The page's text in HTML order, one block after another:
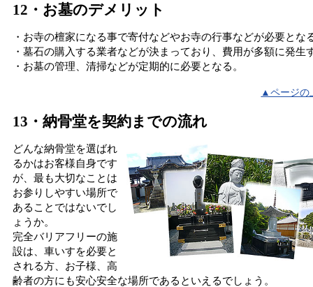
12・お墓のデメリット
・お寺の檀家になる事で寄付などやお寺の行事などが必要とな
・墓石の購入する業者などが決まっており、費用が多額に発生
・お墓の管理、清掃などが定期的に必要となる。
▲ページの
13・納骨堂を契約までの流れ
どんな納骨堂を選ばれ
るかはお客様自身です
が、最も大切なことは
お参りしやすい場所で
あることではないでし
ょうか。
完全バリアフリーの施
設は、車いすを必要と
される方、お子様、高
齢者の方にも安心安全な場所であるといえるでしょう。